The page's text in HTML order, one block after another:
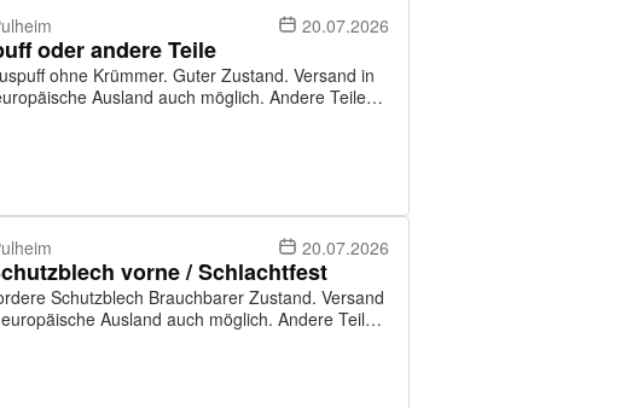
20.07.2026
oder andere Teile
ohne Krümmer. Guter Zustand. Versand in
Ausland auch möglich. Andere Teile
Bezahlung kann per PayPal an Freunde,
20.07.2026
vorne / Schlachtfest
Schutzblech Brauchbarer Zustand. Versand
Ausland auch möglich. Andere Teile
Bezahlung kann per PayPal an Freunde,